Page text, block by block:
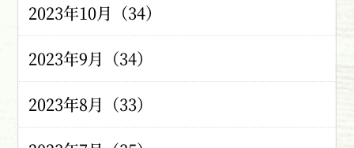
2023年10月（34）
2023年9月（34）
2023年8月（33）